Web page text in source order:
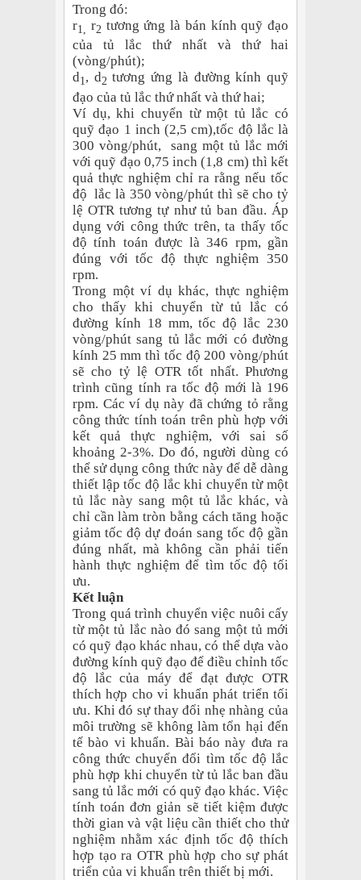
Trong đó:
r1, r2 tương ứng là bán kính quỹ đạo
của tủ lắc thứ nhất và thứ hai
(vòng/phút);
d1, d2 tương ứng là đường kính quỹ
đạo của tủ lắc thứ nhất và thứ hai;
Ví dụ,khi chuyển từ một tủ lắc có
quỹ đạo 1 inch (2,5 cm),tốc độ lắc là
300 vòng/phút, sang một tủ lắc mới
với quỹ đạo 0,75 inch (1,8 cm) thì kết
quả thực nghiệm chỉ ra rằng nếu tốc
độ lắc là 350 vòng/phút thì sẽ cho tỷ
lệ OTR tương tự như tủ ban đầu. Áp
dụng với công thức trên, ta thấy tốc
độ tính toán được là 346 rpm, gần
đúng với tốc độ thực nghiệm 350
rpm.
Trong một ví dụ khác, thực nghiệm
cho thấy khi chuyển từ tủ lắc có
đường kính 18 mm, tốc độ lắc 230
vòng/phút sang tủ lắc mới có đường
kính 25 mm thì tốc độ 200 vòng/phút
sẽ cho tỷ lệ OTR tốt nhất. Phương
trình cũng tính ra tốc độ mới là 196
rpm. Các ví dụ này đã chứng tỏ rằng
công thức tính toán trên phù hợp với
kết quả thực nghiệm, với sai số
khoảng 2-3%. Do đó, người dùng có
thể sử dụng công thức này để dễ dàng
thiết lập tốc độ lắc khi chuyển từ một
tủ lắc này sang một tủ lắc khác, và
chỉ cần làm tròn bằng cách tăng hoặc
giảm tốc độ dự đoán sang tốc độ gần
đúng nhất, mà không cần phải tiến
hành thực nghiệm để tìm tốc độ tối
ưu.
Kết luận
Trong quá trình chuyển việc nuôi cấy
từ một tủ lắc nào đó sang một tủ mới
có quỹ đạo khác nhau, có thể dựa vào
đường kính quỹ đạo để điều chỉnh tốc
độ lắc của máy để đạt được OTR
thích hợp cho vi khuẩn phát triển tối
ưu. Khi đó sự thay đổi nhẹ nhàng của
môi trường sẽ không làm tổn hại đến
tế bào vi khuẩn. Bài báo này đưa ra
công thức chuyển đổi tìm tốc độ lắc
phù hợp khi chuyển từ tủ lắc ban đầu
sang tủ lắc mới có quỹ đạo khác. Việc
tính toán đơn giản sẽ tiết kiệm được
thời gian và vật liệu cần thiết cho thử
nghiệm nhằm xác định tốc độ thích
hợp tạo ra OTR phù hợp cho sự phát
triển của vi khuẩn trên thiết bị mới.